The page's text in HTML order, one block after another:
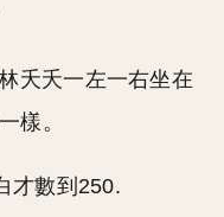
夭夭一左一右坐在
樣。
才數到250.